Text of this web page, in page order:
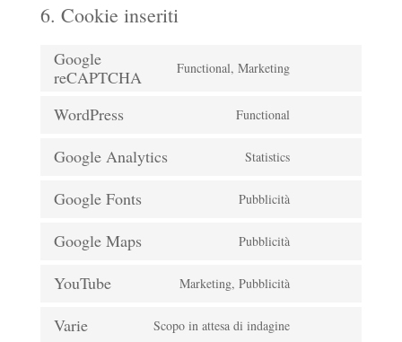
6. Cookie inseriti
Google
reCAPTCHA
Functional, Marketing
WordPress Functional
Google Analytics Statistics
Google Fonts Pubblicità
Google Maps Pubblicità
YouTube Marketing, Pubblicità
Varie Scopo in attesa di indagine